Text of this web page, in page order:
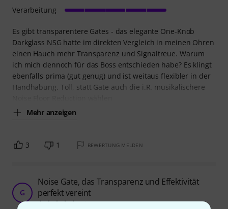
Es gibt transparentere Gates - das elegante One-Knob
Darkglass NSG hatte im direkten Vergleich in meinen Ohren
einen Hauch mehr Transparenz und Signaltreue. Warum
ich mich dennoch für das Boss entschieden habe? Es klingt
ebenfalls prima (gut genug) und ist weitaus flexibler in der
Handhabung. Toll, statt Gate auch die i.R. musikalischere
Mehr anzeigen
Verarbeitung
3 1 BEWERTUNG MELDEN
G
Noise Gate, das Transparenz und Effektivität
perfekt vereint
Gjero 20.05.2025